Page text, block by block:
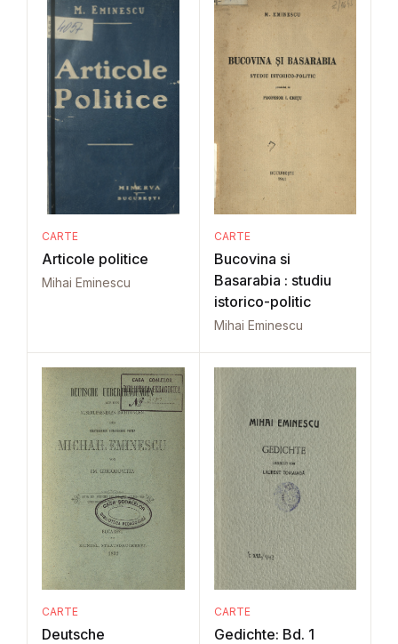
CARTE
Articole politice
Mihai Eminescu
CARTE
Bucovina si
Basarabia : studiu
istorico-politic
Mihai Eminescu
CARTE
Deutsche
CARTE
Gedichte: Bd. 1